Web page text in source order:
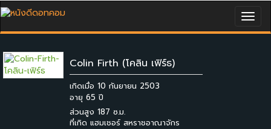
Colin Firth (โคลิน เฟิร์ธ)
เกิดเมื่อ 10 กันยายน 2503
ส่วนสูง 187 ซ.ม.
ที่เกิด แฮมเชอร์ สหราชอาณาจักร